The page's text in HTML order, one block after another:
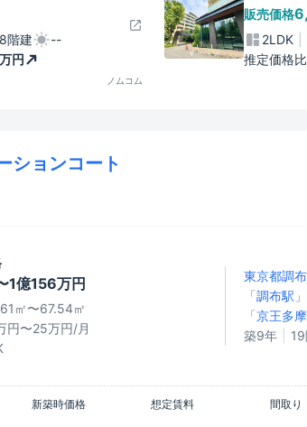
階建
--
円
ノムコム
販売価格
2LDK
推定価格比
ションコート
1億156万円
㎡〜67.54㎡
円〜25万円/月
東京都調
「調布駅
「京王多
築9年
新築時価格 想定賃料 間取り